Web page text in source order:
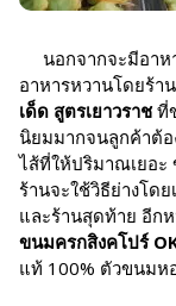
นอกจากจะมีอาห
อาหารหวานโดยร้า
เด็ด สูตรเยาวราชที่
นิยมมากจนลูกค้าต้
ไส้ที่ให้ปริมาณเยอะ
ร้านจะใช้วิธีย่างโด
และร้านสุดท้าย อีก
ขนมครกสิงคโปร์
แท้ 100% ตัวขนมห